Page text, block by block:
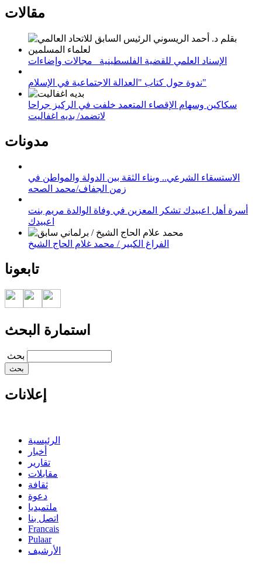
مقالات
الإسناد العلمي للقضية الفلسطينية_ مجالات وإضاءات
ندوة حول كتاب "العدالة الاجتماعية في الإسلام"
سكاكين وسهام الإقصاء المتعمد خلفت في الركيز جراحا
لاتضمد/ بديه اغفاليت
مدونات
الاستسقاء الشرعي.. وبناء الثقة بين الدولة والمواطن في
زمن الجفاف/محمد الصحه
أسرة أهل اعبيدك تشكر المعزين في وفاة الوالدة مريم بنت
اعبيدك
الفراغ الكبير / محمد غلام الحاج الشيخ
تابعونا
استمارة البحث
‏بحث ‏
إعلانات
الرئيسية
أخبار
تقارير
مقابلات
ثقافة
دعوة
ملتميديا
اتصل بنا
Francais
Pulaar
الأرشيف